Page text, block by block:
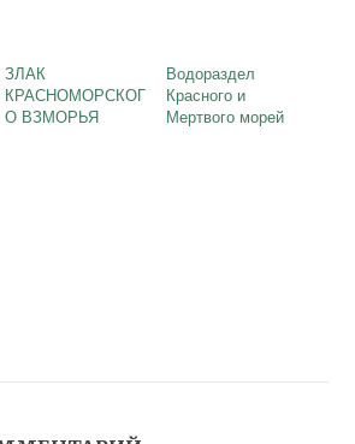
ЗЛАК
КРАСНОМОРСКОГ
О ВЗМОРЬЯ
Водораздел
Красного и
Мертвого морей